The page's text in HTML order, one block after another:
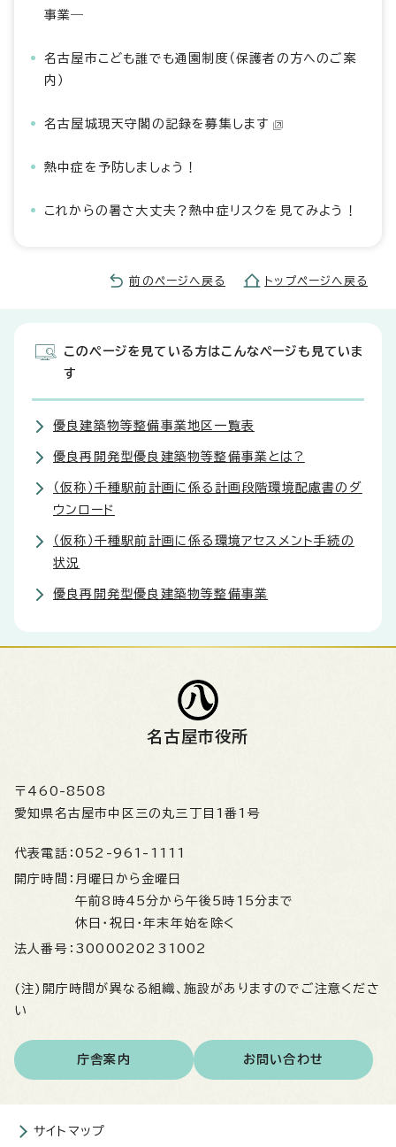
事業―
名古屋市こども誰でも通園制度（保護者の方へのご案
内）
名古屋城現天守閣の記録を募集します
熱中症を予防しましょう！
これからの暑さ大丈夫？熱中症リスクを見てみよう！
前のページへ戻る トップページへ戻る
このページを見ている方はこんなページも見ていま
す
優良建築物等整備事業地区一覧表
優良再開発型優良建築物等整備事業とは?
（仮称）千種駅前計画に係る計画段階環境配慮書のダ
ウンロード
（仮称）千種駅前計画に係る環境アセスメント手続の
状況
優良再開発型優良建築物等整備事業
名古屋市役所
〒460-8508
愛知県名古屋市中区三の丸三丁目1番1号
代表電話： 052-961-1111
開庁時間： 月曜日から金曜日
午前8時45分から午後5時15分まで
休日・祝日・年末年始を除く
法人番号： 3000020231002
(注)開庁時間が異なる組織、施設がありますのでご注意くださ
い
庁舎案内 お問い合わせ
サイトマップ